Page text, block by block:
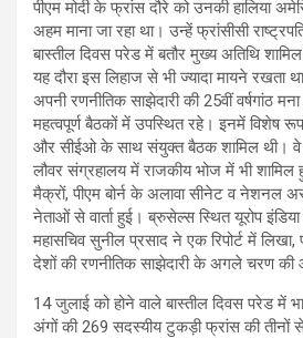
पीएम मोदी के फ्रांस दौरे को उनकी हालिया
अहम माना जा रहा था। उन्हें फ्रांसीसी
बास्तील दिवस परेड में बतौर मुख्य अतिथि शामिल
यह दौरा इस लिहाज से भी ज्यादा मायने रखता
अपनी रणनीतिक साझेदारी की 25वीं वर्षगांठ
महत्वपूर्ण बैठकों में उपस्थित रहे। इनमें विशेष
और सीईओ के साथ संयुक्त बैठक शामिल थी। वे
लौवर संग्रहालय में राजकीय भोज में भी शामिल
मैक्रों, पीएम बोर्न के अलावा सीनेट व नेशनल
नेताओं से वार्ता हुई। ब्रुसेल्स स्थित यूरोप
महासचिव सुनील प्रसाद ने एक रिपोर्ट में लिखा,
देशों की रणनीतिक साझेदारी के अगले चरण की
14 जुलाई को होने वाले बास्तील दिवस परेड में
अंगों की 269 सदस्यीय टुकड़ी फ्रांस की